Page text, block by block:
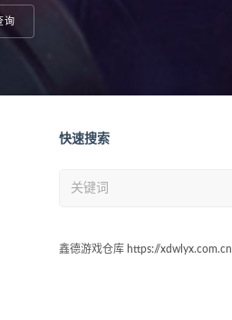
询
快速搜索
鑫德游戏仓库 https://xdwlyx.com.cn